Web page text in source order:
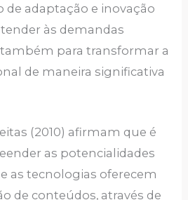
adaptação e inovação
às demandas
para transformar a
de maneira significativa
(2010) afirmam que é
as potencialidades
as tecnologias oferecem
de conteúdos, através de